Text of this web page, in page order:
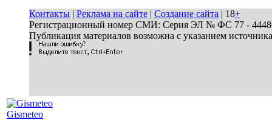
Контакты | Реклама на сайте | Создание сайта | 18+
Регистрационный номер СМИ: Серия ЭЛ № ФС 77 - 44486
Публикация материалов возможна с указанием
Gismeteo